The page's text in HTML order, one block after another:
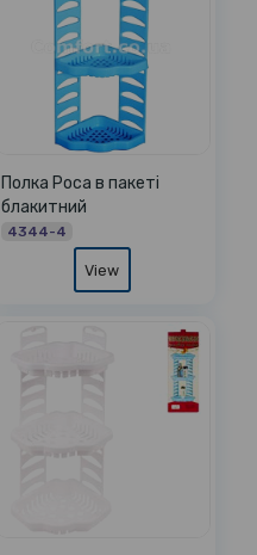
Полка Роса в пакеті
блакитний
4344-4
View